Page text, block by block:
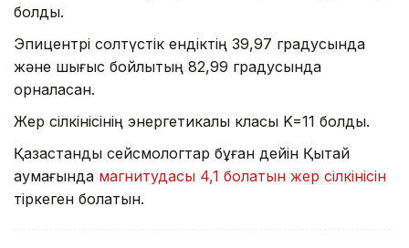
болды.
Эпицентрі солтүстік ендіктің 39,97 градусында
және шығыс бойлықтың 82,99 градусында
орналасқан.
Жер сілкінісінің энергетикалық класы K=11 болды.
Қазақстандық сейсмологтар бұған дейін Қытай
аумағында магнитудасы 4,1 болатын жер сілкінісін
тіркеген болатын.